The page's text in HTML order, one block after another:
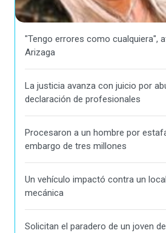
"Tengo errores como cualquiera",
Arizaga
La justicia avanza con juicio por
declaración de profesionales
Procesaron a un hombre por
embargo de tres millones
Un vehículo impactó contra un
mecánica
Solicitan el paradero de un joven